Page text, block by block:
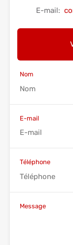
E-mail:
Nom
E-mail
Téléphone
Message